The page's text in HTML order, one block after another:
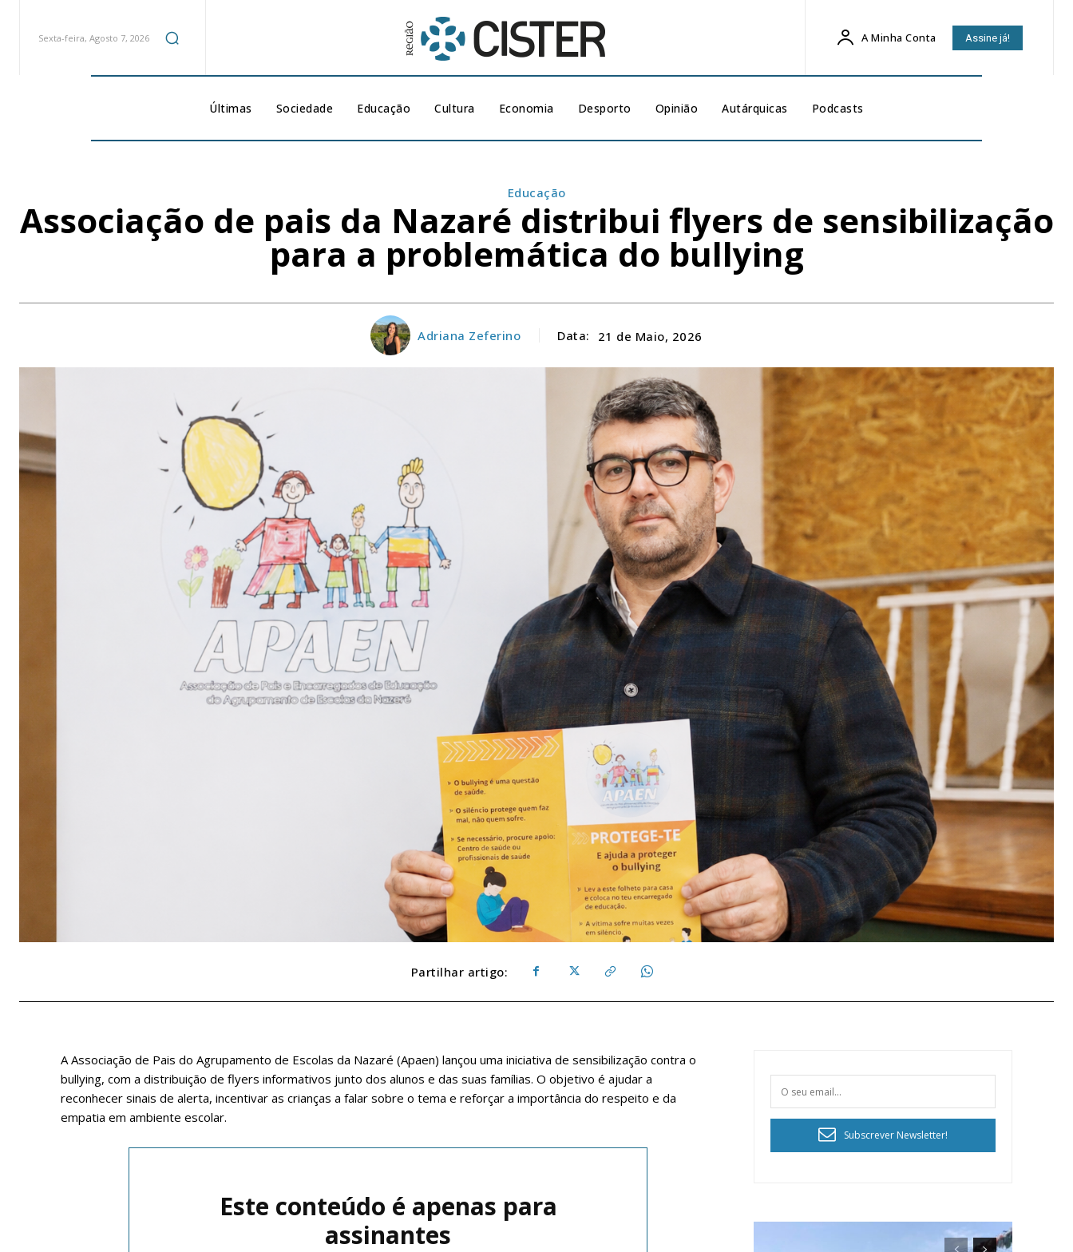
Sexta-feira, Agosto 7, 2026 A Minha Conta Assine já!
Últimas Sociedade Educação Cultura Economia Desporto Opinião Autárquicas Podcasts
Educação
Associação de pais da Nazaré distribui flyers de sensibilização
para a problemática do bullying
Adriana Zeferino Data: 21 de Maio, 2026
Partilhar artigo:
A Associação de Pais do Agrupamento de Escolas da Nazaré (Apaen) lançou uma iniciativa de sensibilização contra o
bullying, com a distribuição de flyers informativos junto dos alunos e das suas famílias. O objetivo é ajudar a
reconhecer sinais de alerta, incentivar as crianças a falar sobre o tema e reforçar a importância do respeito e da
empatia em ambiente escolar.
Este conteúdo é apenas para
assinantes
Subscrever Newsletter!